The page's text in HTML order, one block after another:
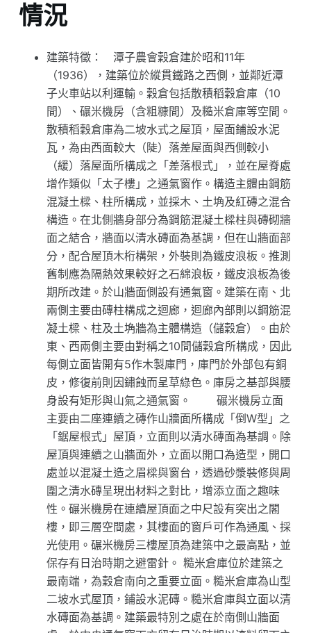
情況
建築特徵： 潭子農會穀倉建於昭和11年
（1936），建築位於縱貫鐵路之西側，並鄰近潭
子火車站以利運輸。穀倉包括散積稻穀倉庫（10
間）、碾米機房（含粗糠間）及糙米倉庫等空間。
散積稻穀倉庫為二坡水式之屋頂，屋面鋪設水泥
瓦，為由西面較大（陡）落差屋面與西側較小
（緩）落屋面所構成之「差落根式」，並在屋脊處
增作類似「太子樓」之通氣窗作。構造主體由鋼筋
混凝土樑、柱所構成，並採木、土埆及紅磚之混合
構造。在北側牆身部分為鋼筋混凝土樑柱與磚砌牆
面之結合，牆面以清水磚面為基調，但在山牆面部
分，配合屋頂木桁構架，外裝則為鐵皮浪板。推測
舊制應為隔熱效果較好之石綿浪板，鐵皮浪板為後
期所改建。於山牆面側設有通氣窗。建築在南、北
兩側主要由磚柱構成之迴廊，迴廊內部則以鋼筋混
凝土樑、柱及土埆牆為主體構造（儲穀倉）。由於
東、西兩側主要由對稱之10間儲穀倉所構成，因此
每側立面皆開有5作木製庫門，庫門於外部包有銅
皮，修復前則因鏽蝕而呈草綠色。庫房之基部與腰
身設有矩形與山氣之通氣窗。 碾米機房立面
主要由二座連續之磚作山牆面所構成「倒W型」之
「鋸屋根式」屋頂，立面則以清水磚面為基調。除
屋頂與連續之山牆面外，立面以開口為造型，開口
處並以混凝土造之眉樑與窗台，透過砂漿裝修與周
圍之清水磚呈現出材料之對比，增添立面之趣味
性。碾米機房在連續屋頂面之中尺設有突出之閣
樓，即三層空間處，其樓面的窗戶可作為通風、採
光使用。碾米機房三樓屋頂為建築中之最高點，並
保存有日治時期之避雷針。 糙米倉庫位於建築之
最南端，為穀倉南向之重要立面。糙米倉庫為山型
二坡水式屋頂，鋪設水泥磚。糙米倉庫與立面以清
水磚面為基調。建築最特別之處在於南側山牆面